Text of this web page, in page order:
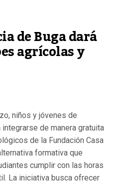
de Buga dará
agrícolas y
niños y jóvenes de
integrarse de manera gratuita
de la Fundación Casa
formativa que
cumplir con las horas
La iniciativa busca ofrecer